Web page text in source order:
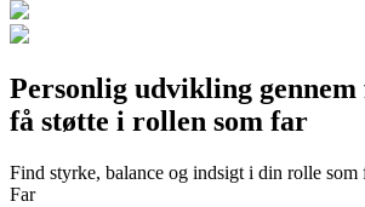
Personlig udvikling gennem
få støtte i rollen som far
Find styrke, balance og indsigt i din rolle som
Far